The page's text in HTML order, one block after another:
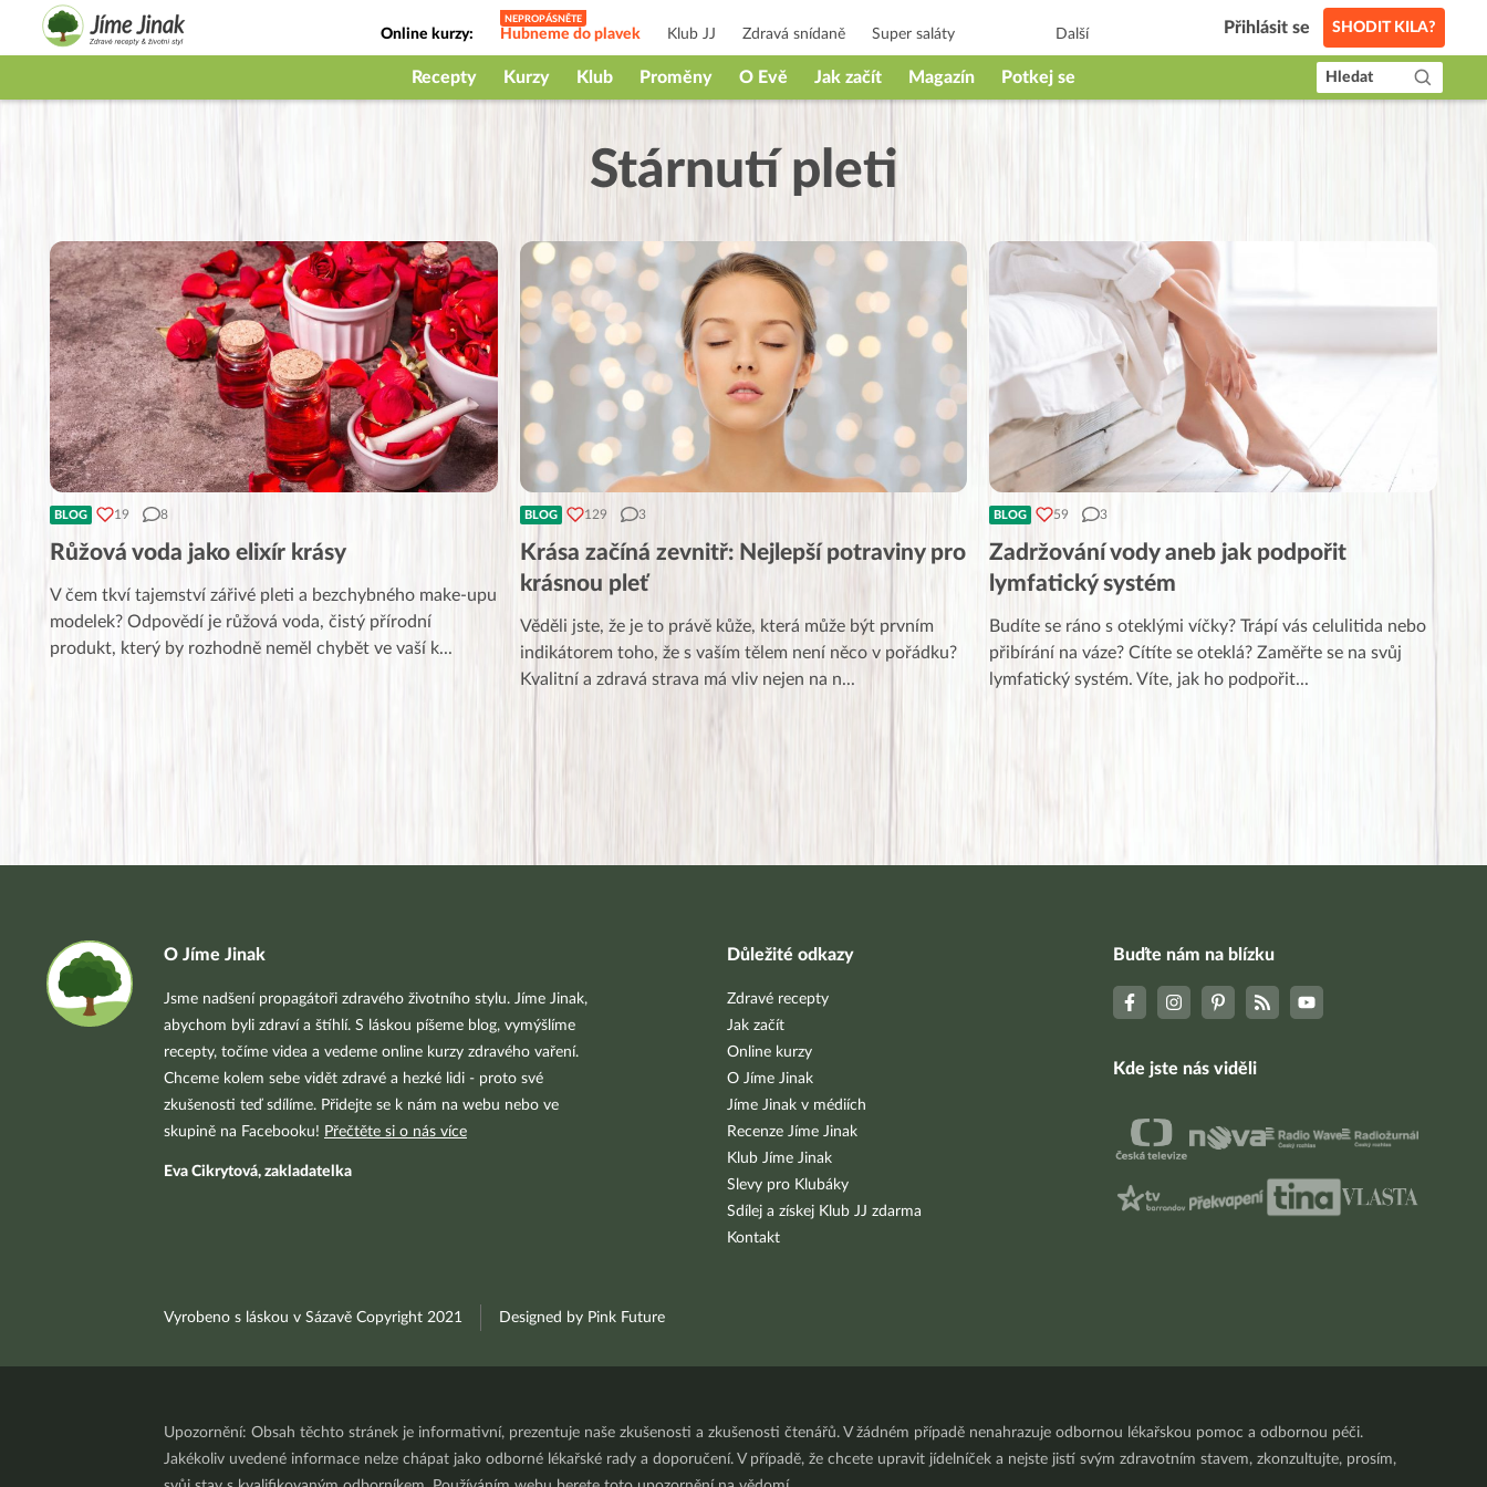
Online kurzy: Hubneme do plavek Klub JJ Zdravá snídaně Super saláty
Jak na babičky
Další Přihlásit se SHODIT KILA?
Recepty Kurzy Klub Proměny O Evě Jak začít Magazín Potkej se Hledat
Stárnutí pleti
BLOG 19 8
Růžová voda jako elixír krásy
V čem tkví tajemství zářivé pleti a bezchybného make-upu
modelek? Odpovědí je růžová voda, čistý přírodní
produkt, který by rozhodně neměl chybět ve vaší k...
BLOG 129 3
Krása začíná zevnitř: Nejlepší potraviny pro
krásnou pleť
Věděli jste, že je to právě kůže, která může být prvním
indikátorem toho, že s vaším tělem není něco v pořádku?
Kvalitní a zdravá strava má vliv nejen na n...
BLOG 59 3
Zadržování vody aneb jak podpořit
lymfatický systém
Budíte se ráno s oteklými víčky? Trápí vás celulitida nebo
přibírání na váze? Cítíte se oteklá? Zaměřte se na svůj
lymfatický systém. Víte, jak ho podpořit...
O Jíme Jinak
Jsme nadšení propagátoři zdravého životního stylu. Jíme Jinak,
abychom byli zdraví a štíhlí. S láskou píšeme blog, vymýšlíme
recepty, točíme videa a vedeme online kurzy zdravého vaření.
Chceme kolem sebe vidět zdravé a hezké lidi - proto své
zkušenosti teď sdílíme. Přidejte se k nám na webu nebo ve
skupině na Facebooku! Přečtěte si o nás více
Eva Cikrytová, zakladatelka
Důležité odkazy
Zdravé recepty
Jak začít
Online kurzy
O Jíme Jinak
Jíme Jinak v médiích
Recenze Jíme Jinak
Klub Jíme Jinak
Slevy pro Klubáky
Sdílej a získej Klub JJ zdarma
Kontakt
Buďte nám na blízku
Kde jste nás viděli
Vyrobeno s láskou v Sázavě Copyright 2021 Designed by Pink Future
Upozornění: Obsah těchto stránek je informativní, prezentuje naše zkušenosti a zkušenosti čtenářů. V žádném případě nenahrazuje odbornou lékařskou pomoc a odbornou péči.
Jakékoliv uvedené informace nelze chápat jako odborné lékařské rady a doporučení. V případě, že chcete upravit jídelníček a nejste jistí svým zdravotním stavem, zkonzultujte, prosím,